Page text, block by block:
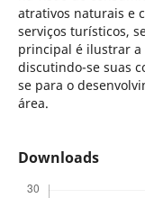
atrativos naturais e
serviços turísticos,
principal é ilustrar a
discutindo-se suas
se para o
área.
Downloads